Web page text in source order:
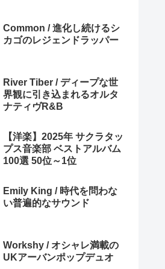
Common / 進化し続けるシ
カゴのレジェンドラッパー
River Tiber / ディープな世
界観に引き込まれるオルタ
ナティヴR&B
【洋楽】2025年 サクラタッ
プス音楽部 ベストアルバム
100選 50位～1位
Emily King / 時代を問わな
い普遍的なサウンド
Workshy / オシャレ満載の
UKアーバンポップデュオ